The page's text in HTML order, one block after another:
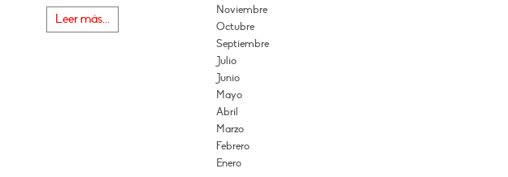
Leer más...
Noviembre
Octubre
Septiembre
Julio
Junio
Mayo
Abril
Marzo
Febrero
Enero